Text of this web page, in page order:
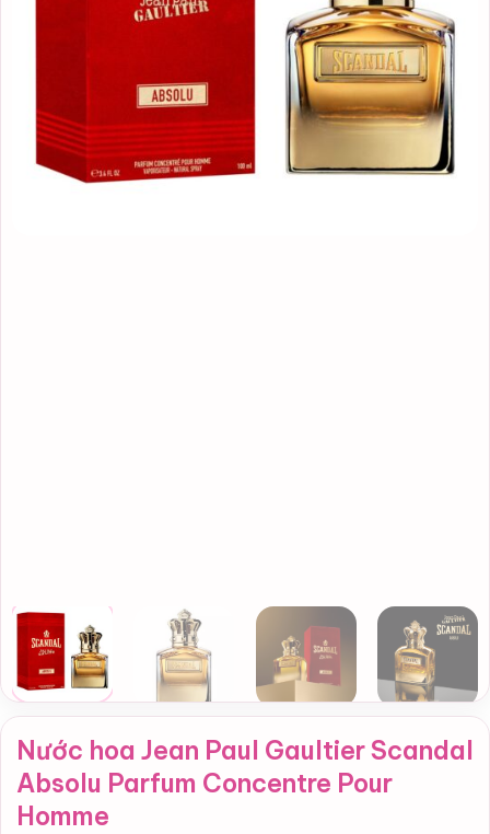
Nước hoa Jean Paul Gaultier Scandal
Absolu Parfum Concentre Pour
Homme